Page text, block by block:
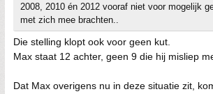
2008, 2010 én 2012 vooraf niet voor mogelijk
met zich mee brachten..
Die stelling klopt ook voor geen kut.
Max staat 12 achter, geen 9 die hij misliep
Dat Max overigens nu in deze situatie zit,